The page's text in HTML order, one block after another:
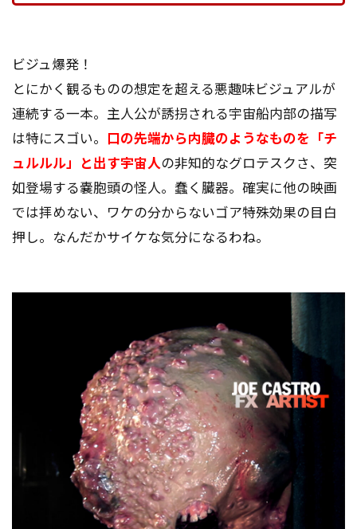
ビジュ爆発！
とにかく観るものの想定を超える悪趣味ビジュアルが
連続する一本。主人公が誘拐される宇宙船内部の描写
は特にスゴい。 口の先端から内臓のようなものを「チ
ュルルル」と出す宇宙人の非知的なグロテスクさ、突
如登場する嚢胞頭の怪人。蠢く臓器。確実に他の映画
では拝めない、ワケの分からないゴア特殊効果の目白
押し。なんだかサイケな気分になるわね。